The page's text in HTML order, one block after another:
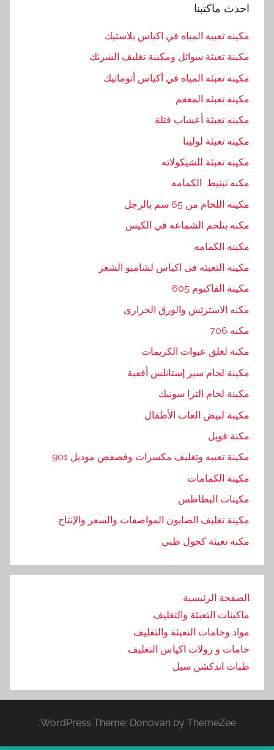
احدث ماكتبنا
مكينه تعبيه المياه في اكياس بلاستيك
مكينة تعبئة سوائل ومكينة تغليف الشرنك
مكينه تعبئه المياه في أكياس أتوماتيك
مكينه تعبئه المعقم
مكينه تعبئة أعشاب فتلة
مكينه تعبئة لوليتا
مكينه تعبئة للشيكولاته
مكنه تبنيط الكمامه
مكينه اللحام من 65 سم بالرجل
مكنه بتلحم الشماعه في الكيس
مكينه الكمامه
مكينه التعبئه فى اكياس لشامبو الشعر
مكينة الفاكيوم 605
مكنه الاسترتش والورق الحرارى
مكنه 706
مكنة لغلق عبوات الكريمات
مكينة لحام سير إستانلس أفقية
مكينة لحام الترا سونيك
مكينة لبيض العاب الأطفال
مكنة فويل
مكينة تعبيه وتغليف مكسرات وفصفص موديل 901
مكينة الكمامات
مكينات البطاطس
مكينة تغليف الصابون المواصفات والسعر والإنتاج
مكنة تعبئة كحول طبي
الصفحة الرئيسية
ماكينات التعبئة والتغليف
مواد وخامات التعبئة والتغليف
خامات و رولات اكياس التغليف
طبات اندكشن سيل
WordPress Theme: Donovan by ThemeZee.